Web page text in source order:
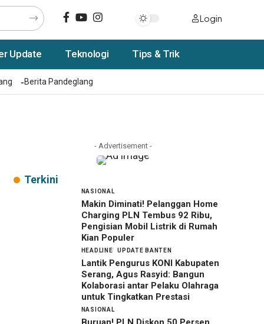
Login
Update Teknologi Tips & Trik
Berita Pandeglang
- Advertisement -
Terkini
NASIONAL
Makin Diminati! Pelanggan Home
Charging PLN Tembus 92 Ribu,
Pengisian Mobil Listrik di Rumah
Kian Populer
HEADLINE UPDATE BANTEN
Lantik Pengurus KONI Kabupaten
Serang, Agus Rasyid: Bangun
Kolaborasi antar Pelaku Olahraga
untuk Tingkatkan Prestasi
NASIONAL